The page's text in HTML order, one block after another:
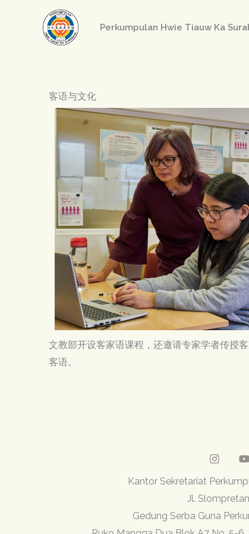
Perkumpulan Hwie Tiauw Ka
客语与文化
文教部开设客家语课程，还邀请专家学者传授
客语。
Kantor Sekretariat
Jl.
Gedung Serba Guna